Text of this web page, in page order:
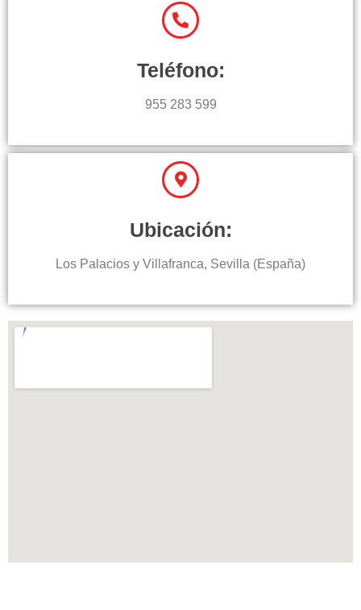
Teléfono:
955 283 599
Ubicación:
Los Palacios y Villafranca, Sevilla (España)